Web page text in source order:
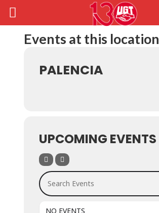
Events at this location
PALENCIA
UPCOMING EVENTS
Search Events
NO EVENTS